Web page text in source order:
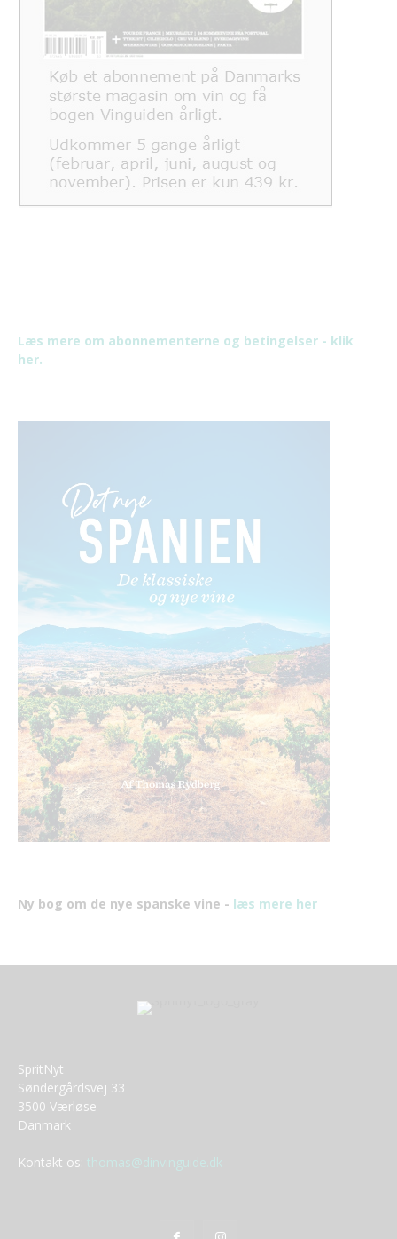
Læs mere om abonnementerne og betingelser - klik
her.
Ny bog om de nye spanske vine - læs mere her
SpritNyt
Søndergårdsvej 33
3500 Værløse
Danmark
Kontakt os: